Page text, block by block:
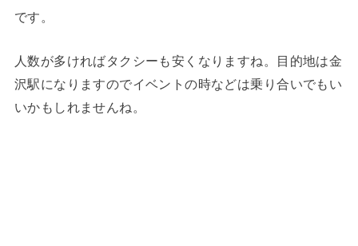
です。
人数が多ければタクシーも安くなりますね。目的地は金
沢駅になりますのでイベントの時などは乗り合いでもい
いかもしれませんね。